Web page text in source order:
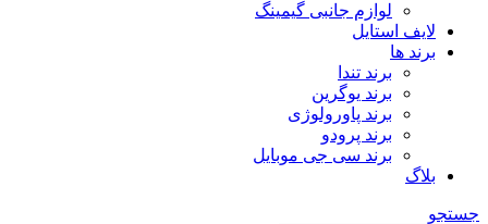
لوازم جانبی گیمینگ
لایف استایل
برند ها
برند تندا
برند یوگرین
برند پاورولوژی
برند پرودو
برند سی جی موبایل
بلاگ
جستجو